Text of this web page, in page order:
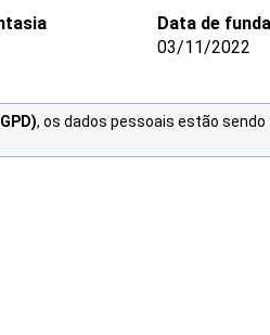
Data de
03/11/2022
, os dados pessoais estão